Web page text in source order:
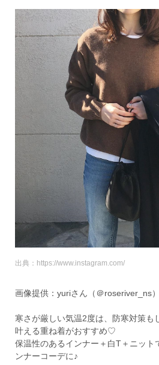
出典：https://www.instagram.com/
画像提供：yuriさん（＠roseriver_ns）
寒さが厳しい気温2度は、防寒対策も
叶える重ね着がおすすめ♡
保温性のあるインナー＋白T＋ニット
ンナーコーデに♪